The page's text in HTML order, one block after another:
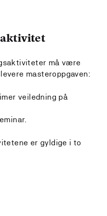
må være
masteroppgaven:
veiledning på
er gyldige i to